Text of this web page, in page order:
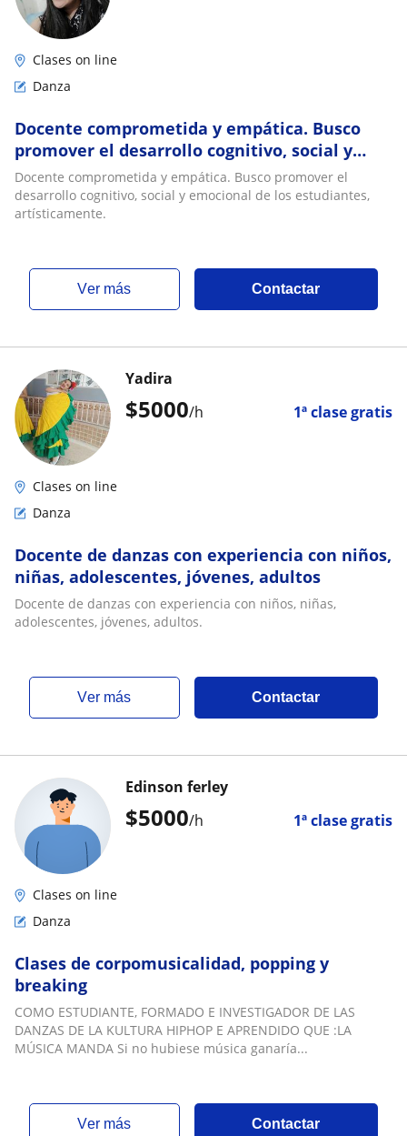
Clases on line
Danza
Docente comprometida y empática. Busco
promover el desarrollo cognitivo, social y
emocional de los estudiantes, artísticamente
Docente comprometida y empática. Busco promover el
desarrollo cognitivo, social y emocional de los estudiantes,
artísticamente.
ver más Contactar
$5000/h 1ª clase gratis
Yadira
Clases on line
Danza
Docente de danzas con experiencia con niños,
niñas, adolescentes, jóvenes, adultos
Docente de danzas con experiencia con niños, niñas,
adolescentes, jóvenes, adultos.
ver más Contactar
$5000/h 1ª clase gratis
Edinson ferley
Clases on line
Danza
Clases de corpomusicalidad, popping y
breaking
COMO ESTUDIANTE, FORMADO E INVESTIGADOR DE LAS
DANZAS DE LA KULTURA HIPHOP E APRENDIDO QUE :LA
MÚSICA MANDA Si no hubiese música ganaría...
ver más Contactar